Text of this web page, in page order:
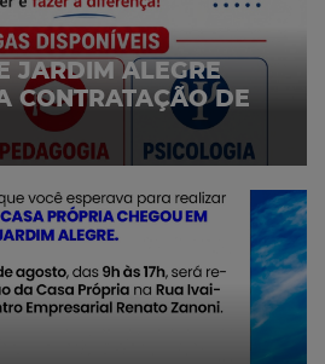
JARDIM ALEGRE
CONTRATAÇÃO DE